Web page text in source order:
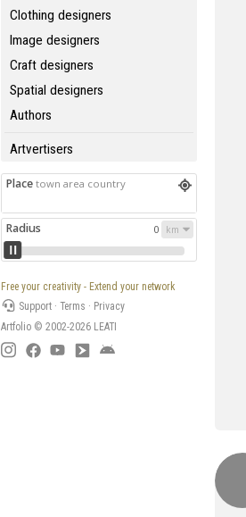
Clothing designers
Image designers
Craft designers
Spatial designers
Authors
Artvertisers
Place town area country
Radius 0
Free your creativity - Extend your network
Support ·Terms · Privacy
Artfolio © 2002-2026 LEATI